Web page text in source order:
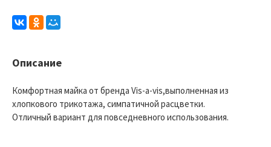
Описание
Комфортная майка от бренда Vis-a-vis,выполненная из
хлопкового трикотажа, симпатичной расцветки.
Отличный вариант для повседневного использования.